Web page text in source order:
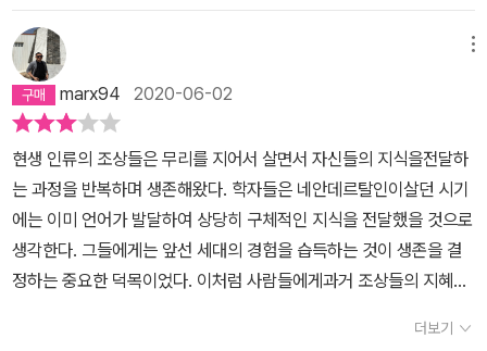
알게 되었단다.==================(95-96)과거의예술
에서 음악이 차지하는 비중을 상징적으로 보여주는 것이 바로 ‘박물
관’이다. 원래 박물관을 뜻하는 ‘museum’은음악의 여신 ‘Muse’를
모시는 신전의 의미에서 유래했다. 뮤즈는고대 그리스의 신화에 등장
하는 여신이다. 기원전 7세기에활동했던 그리스의 시인 헤시오도스
에 따르면 이들은 모두 9명으로 이루어져 있는데, 음악뿐 아니라 문
예, 미술, 철학등을 관장했다고 한다. 이 뮤즈를 위한 신전은 음악을
비롯하여 당시의 다양한 예술과 학문이 한데 어우러진문화의 공간이
었다. 즉 뮤즈를 위한 의식에는 음악과 함께 당시에 제작된 최고의 예
술품인 회화, 조각 등이 선보여지고, 역사와 철학에 관한 다양한 학문
적 성과가봉헌되었다. 이 뮤즈의 신전은 그리스 문화가 확산되면서
화에서는 옥룡형태로 있던 애벌레와 나비 문양의 옥기를 무덤에 묻어
이 같은 생각을 반영하기도 했다. 유라시아 전역에서는 제사 후 그릇
을 깨는 풍습이 있어 공통적으로 무덤 주변에서 다량의 깨진 토기가
발견된다. 이는 저승과 이승을 반대로 생각하는 것으로 이승에서 깨
지거나 부서진 것이 저승에선 제대로 된 것이라는 생각에서 이루어진
행동들이다. 조개무덤인 패총은 쓰레기장이다. 조개만 남아 있어 조
개 무덤이라 생각하기 쉽지만 고대인들이 조개만 따로 버릴리 없다.
패총은 종합생활쓰레기장이었던 것이다. 실제로 패총에선 옷가지나
생선뼈등 다양한 생활물건이 발견된다. 이는 조개껍질이 알칼리를 띠
져주는데 우선 당시의 해안선이다. 패총 인근은 당시 해안선인데 지
marx94 2020-06-02
현생 인류의 조상들은 무리를 지어서 살면서 자신들의 지식을전달하
는 과정을 반복하며 생존해왔다. 학자들은 네안데르탈인이살던 시기
에는 이미 언어가 발달하여 상당히 구체적인 지식을 전달했을 것으로
생각한다. 그들에게는 앞선 세대의 경험을 습득하는 것이 생존을 결
정하는 중요한 덕목이었다. 이처럼 사람들에게과거 조상들의 지혜는
더보기